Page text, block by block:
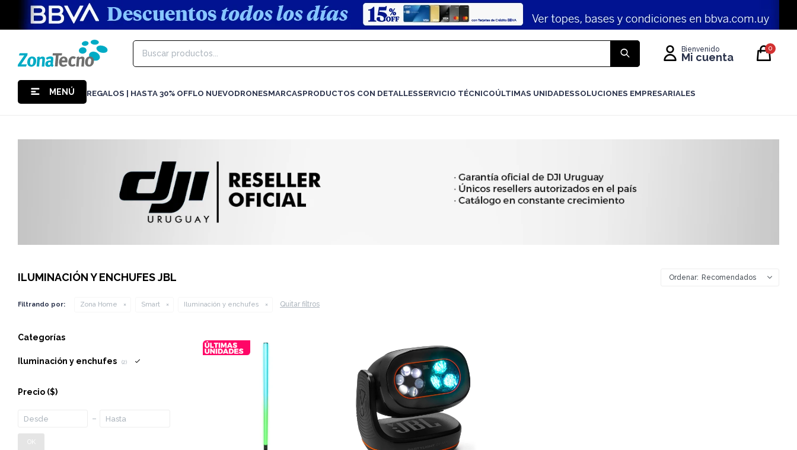
MENÚ REGALOS | HASTA 30% OFFLO NUEVODRONESMARCASPRODUCTOS CON DETALLESSERVICIO TÉCNICOÚLTIMAS UNIDADESSOLUCIONES EMPRESARIALES
0
ILUMINACIÓN Y ENCHUFES JBL Recomendados
Filtrando por: Zona Home Smart Iluminación y enchufes Quitar filtros
Categorías
Iluminación y enchufes (2)
Precio ($)
OK